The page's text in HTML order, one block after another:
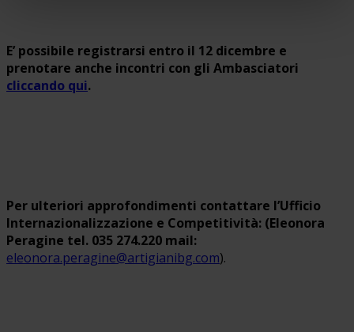
E’ possibile registrarsi entro il 12 dicembre e
prenotare anche incontri con gli Ambasciatori
cliccando qui.
Per ulteriori approfondimenti contattare l’Ufficio
Internazionalizzazione e Competitività: (Eleonora
Peragine tel. 035 274.220 mail:
eleonora.peragine@artigianibg.com).